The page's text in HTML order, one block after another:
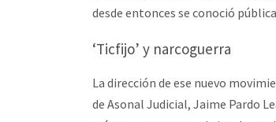
desde entonces se conoció
‘Ticfijo’ y narcoguerra
La dirección de ese nuevo
de Asonal Judicial, Jaime Pardo